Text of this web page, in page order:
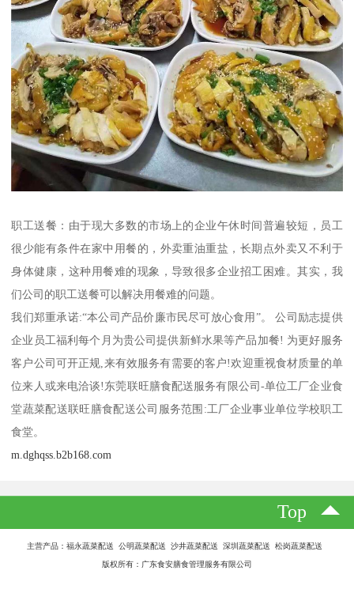
职工送餐：由于现大多数的市场上的企业午休时间普遍较短，员工
很少能有条件在家中用餐的，外卖重油重盐，长期点外卖又不利于
身体健康，这种用餐难的现象，导致很多企业招工困难。其实，我
们公司的职工送餐可以解决用餐难的问题。
我们郑重承诺:“本公司产品价廉市民尽可放心食用”。 公司励志提供
企业员工福利每个月为贵公司提供新鲜水果等产品加餐! 为更好服务
客户公司可开正规,来有效服务有需要的客户!欢迎重视食材质量的单
位来人或来电洽谈!东莞联旺膳食配送服务有限公司-单位工厂企业食
堂蔬菜配送联旺膳食配送公司服务范围:工厂企业事业单位学校职工
食堂。
m.dghqss.b2b168.com
Top
主营产品：福永蔬菜配送 公明蔬菜配送 沙井蔬菜配送 深圳蔬菜配送 松岗蔬菜配送
版权所有：广东食安膳食管理服务有限公司